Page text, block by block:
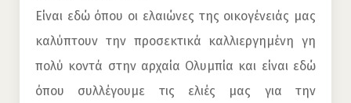
Είναι εδώ όπου οι ελαιώνες της οικογένειάς μας
καλύπτουν την προσεκτικά καλλιεργημένη γη
πολύ κοντά στην αρχαία Ολυμπία και είναι εδώ
όπου συλλέγουμε τις ελιές μας για την